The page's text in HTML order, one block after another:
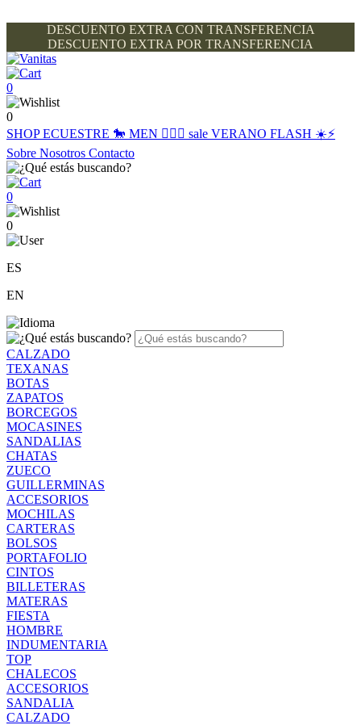
DESCUENTO EXTRA CON TRANSFERENCIA
DESCUENTO EXTRA POR TRANSFERENCIA
0
0
SHOPECUESTRE 🐎 MEN 🙋🏽‍♂️ sale VERANO FLASH ☀️⚡️
Sobre Nosotros Contacto
0
0
ES
EN
CALZADO
TEXANAS
BOTAS
ZAPATOS
BORCEGOS
MOCASINES
SANDALIAS
CHATAS
ZUECO
GUILLERMINAS
ACCESORIOS
MOCHILAS
CARTERAS
BOLSOS
PORTAFOLIO
CINTOS
BILLETERAS
MATERAS
FIESTA
HOMBRE
INDUMENTARIA
TOP
CHALECOS
ACCESORIOS
SANDALIA
CALZADO